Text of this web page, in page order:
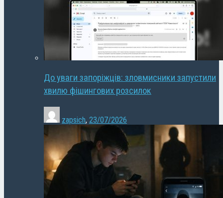
До уваги запоріжців: зловмисники запустили
хвилю фішингових розсилок
zapsich, 23/07/2026